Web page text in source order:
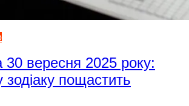
30 вересня 2025 року:
зодіаку пощастить